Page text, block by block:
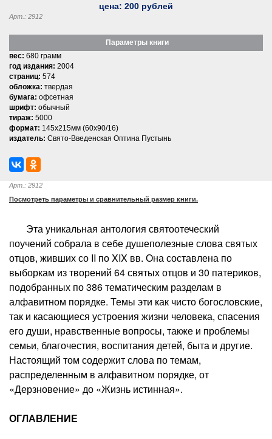
цена: 200 рублей
Арт.: 2912
Параметры книги
вес: 680 грамм
год издания: 2004
страниц: 574
обложка: твердая
бумага: офсетная
шрифт: обычный
тираж: 5000
формат: 145х215мм (60х90/16)
издатель: Свято-Введенская Оптина Пустынь
Арт.: 2912
Посмотреть параметры и сравнительный размер книги.
Эта уникальная антология святоотеческий
поучений собрала в себе душеполезные слова святых
отцов, живших со II по XIX вв. Она составлена по
выборкам из творений 64 святых отцов и 30 патериков,
подобранных по 386 тематическим разделам в
алфавитном порядке. Темы эти как чисто богословские,
так и касающиеся устроения жизни человека, спасения
его души, нравственные вопросы, также и проблемы
семьи, благочестия, воспитания детей, быта и другие.
Настоящий том содержит слова по темам,
распределенным в алфавитном порядке, от
«Дерзновение» до «Жизнь истинная».
ОГЛАВЛЕНИЕ